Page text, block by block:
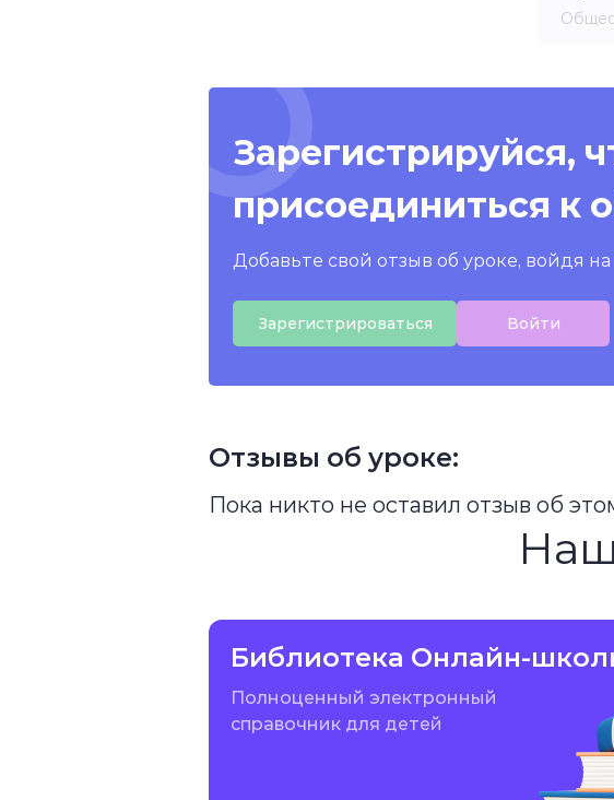
Зарегистрируйся,
присоединиться к
Добавьте свой отзыв об уроке, войдя
Зарегистрироваться Войти
Отзывы об уроке:
Пока никто не оставил отзыв об
Библиотека Онлайн-
Полноценный электронный
справочник для детей